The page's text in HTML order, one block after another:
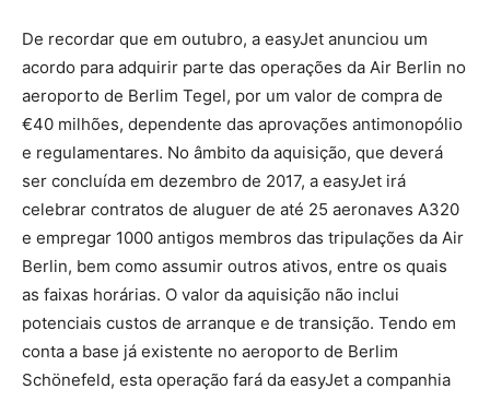
De recordar que em outubro, a easyJet anunciou um
acordo para adquirir parte das operações da Air Berlin no
aeroporto de Berlim Tegel, por um valor de compra de
€40 milhões, dependente das aprovações antimonopólio
e regulamentares. No âmbito da aquisição, que deverá
ser concluída em dezembro de 2017, a easyJet irá
celebrar contratos de aluguer de até 25 aeronaves A320
e empregar 1000 antigos membros das tripulações da Air
Berlin, bem como assumir outros ativos, entre os quais
as faixas horárias. O valor da aquisição não inclui
potenciais custos de arranque e de transição. Tendo em
conta a base já existente no aeroporto de Berlim
Schönefeld, esta operação fará da easyJet a companhia